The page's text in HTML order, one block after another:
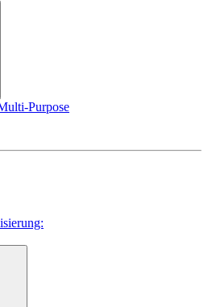
Purpose